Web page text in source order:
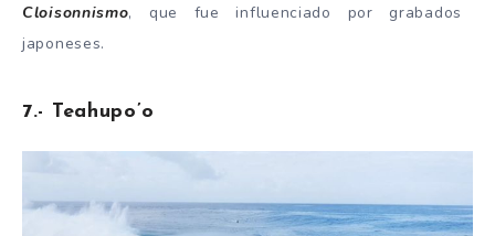
Cloisonnismo, que fue influenciado por grabados
japoneses.
7.- Teahupo’o